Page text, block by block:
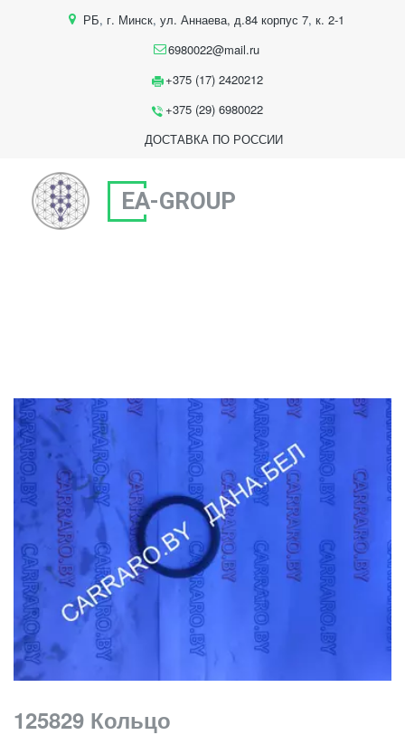
РБ, г. Минск, ул. Аннаева, д.84 корпус 7, к. 2-1
6980022@mail.ru
+375 (17) 2420212
+375 (29) 6980022
ДОСТАВКА ПО РОССИИ
EA-GROUP
125829 Кольцо